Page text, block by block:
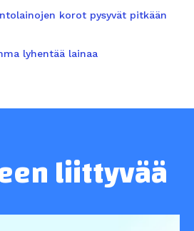
korot pysyvät pitkään
lyhentää lainaa
liittyvää